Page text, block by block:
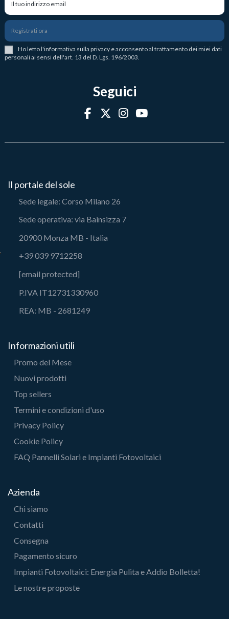
Registrati ora
Ho letto l'informativa sulla privacy e acconsento al trattamento dei miei dati
personali ai sensi dell'art. 13 del D. Lgs. 196/2003.
Seguici
Il portale del sole
Sede legale: Corso Milano 26
Sede operativa: via Bainsizza 7
20900 Monza MB - Italia
+39 039 9712258
[email protected]
P.IVA IT12731330960
REA: MB - 2681249
Informazioni utili
Promo del Mese
Nuovi prodotti
Top sellers
Termini e condizioni d'uso
Privacy Policy
Cookie Policy
FAQ Pannelli Solari e Impianti Fotovoltaici
Azienda
Chi siamo
Contatti
Consegna
Pagamento sicuro
Impianti Fotovoltaici: Energia Pulita e Addio Bolletta!
Le nostre proposte